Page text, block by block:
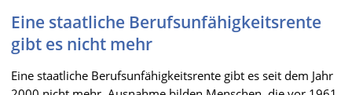
Eine staatliche Berufsunfähigkeitsrente
gibt es nicht mehr
Eine staatliche Berufsunfähigkeitsrente gibt es seit dem Jahr